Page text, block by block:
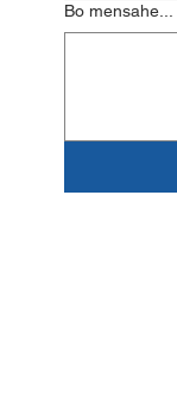
Bo mensahe...